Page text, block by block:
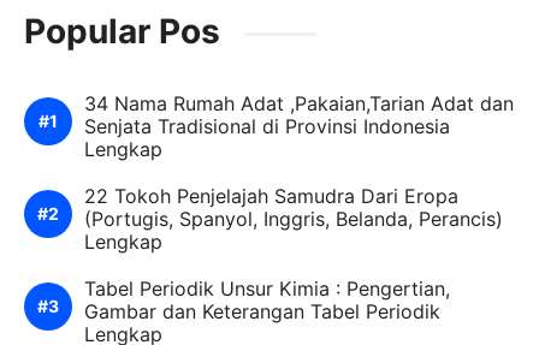
Popular Pos
34 Nama Rumah Adat ,Pakaian,Tarian Adat dan
Senjata Tradisional di Provinsi Indonesia
Lengkap
22 Tokoh Penjelajah Samudra Dari Eropa
(Portugis, Spanyol, Inggris, Belanda, Perancis)
Lengkap
Tabel Periodik Unsur Kimia : Pengertian,
Gambar dan Keterangan Tabel Periodik
Lengkap